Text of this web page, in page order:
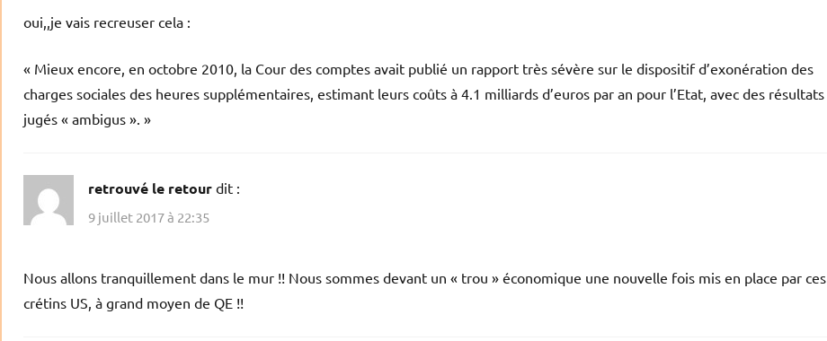
oui,,je vais recreuser cela :
« Mieux encore, en octobre 2010, la Cour des comptes avait publié un rapport très sévère sur le dispositif d’exonération des
charges sociales des heures supplémentaires, estimant leurs coûts à 4.1 milliards d’euros par an pour l’Etat, avec des résultats
jugés « ambigus ». »
retrouvé le retour dit :
9 juillet 2017 à 22:35
Nous allons tranquillement dans le mur !! Nous sommes devant un « trou » économique une nouvelle fois mis en place par ces
crétins US, à grand moyen de QE !!